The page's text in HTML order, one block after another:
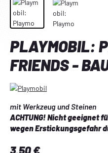
PLAYMOBIL:
FRIENDS -
mit Werkzeug und Steinen
ACHTUNG! Nicht geeignet
wegen Erstickungsgefahr
Regulärer Preis:
3,50 €